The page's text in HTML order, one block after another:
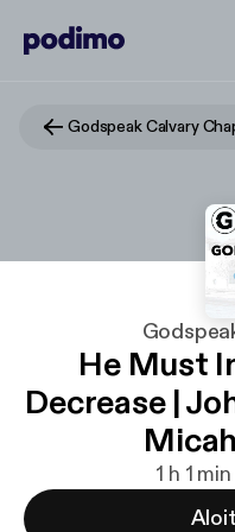
Godspeak Calvary
He Must
Decrease |
1 h 1